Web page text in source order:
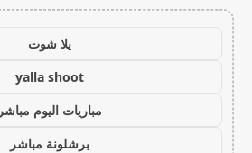
يلا شوت
yalla shoot
مباريات اليوم مباشر
برشلونة مباشر